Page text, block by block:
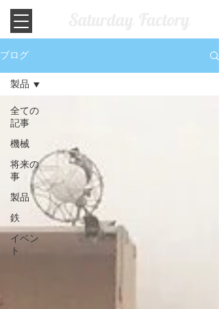
ブログ
全ての
記事
機械
将来の
事
製品
鉄
イベン
ト
製品